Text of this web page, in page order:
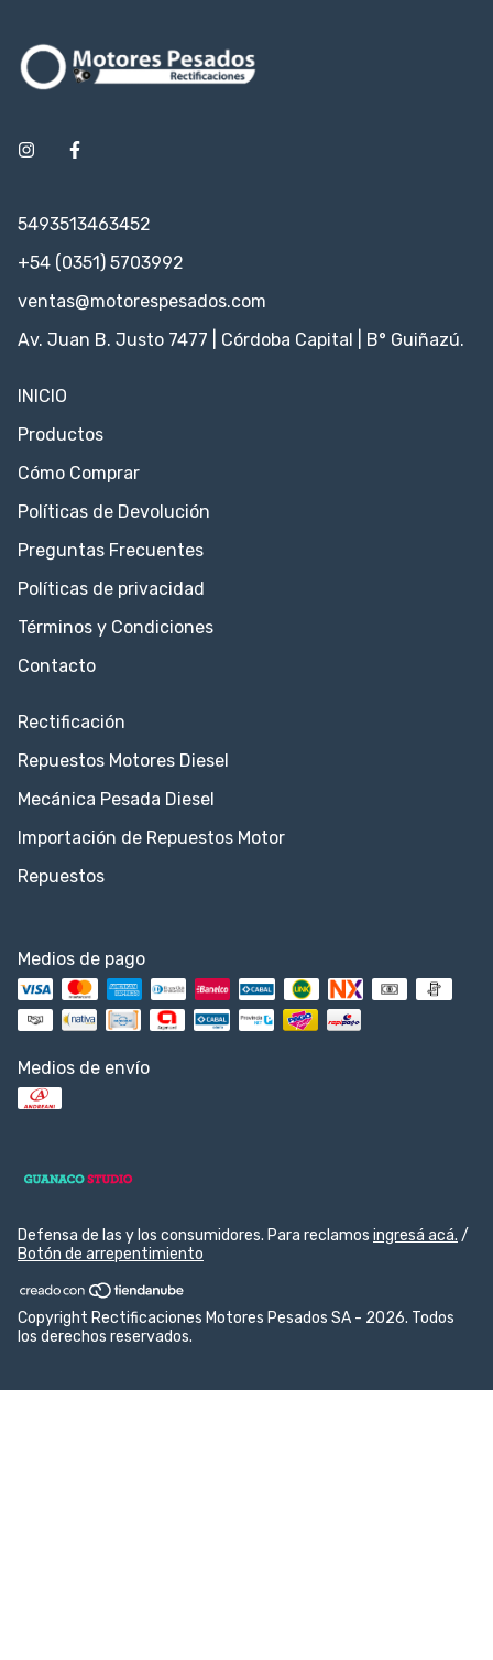
5493513463452
+54 (0351) 5703992
ventas@motorespesados.com
Av. Juan B. Justo 7477 | Córdoba Capital | B° Guiñazú.
INICIO
Productos
Cómo Comprar
Políticas de Devolución
Preguntas Frecuentes
Políticas de privacidad
Términos y Condiciones
Contacto
Rectificación
Repuestos Motores Diesel
Mecánica Pesada Diesel
Importación de Repuestos Motor
Repuestos
Medios de pago
Medios de envío
Defensa de las y los consumidores. Para reclamos ingresá acá. /
Botón de arrepentimiento
Copyright Rectificaciones Motores Pesados SA - 2026. Todos
los derechos reservados.